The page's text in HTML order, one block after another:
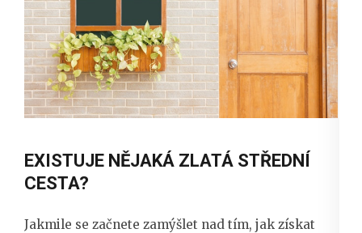
EXISTUJE NĚJAKÁ ZLATÁ STŘEDNÍ
CESTA?
Jakmile se začnete zamýšlet nad tím, jak získat